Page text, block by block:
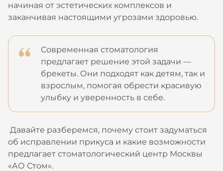
начиная от эстетических комплексов и
заканчивая настоящими угрозами здоровью.
Современная стоматология
предлагает решение этой задачи —
брекеты. Они подходят как детям, так и
взрослым, помогая обрести красивую
улыбку и уверенность в себе.
Давайте разберемся, почему стоит задуматься
об исправлении прикуса и какие возможности
предлагает стоматологический центр Москвы
«АО Стом».